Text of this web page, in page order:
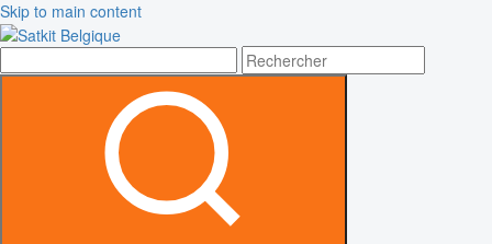
Skip to main content